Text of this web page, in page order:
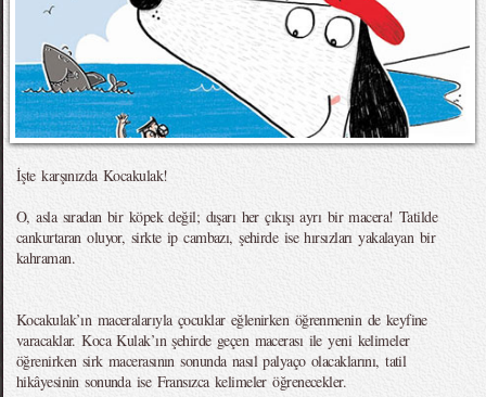
İşte karşınızda Kocakulak!
O, asla sıradan bir köpek değil; dışarı her çıkışı ayrı bir macera! Tatilde
cankurtaran oluyor, sirkte ip cambazı, şehirde ise hırsızları yakalayan bir
kahraman.
Kocakulak’ın maceralarıyla çocuklar eğlenirken öğrenmenin de keyfine
varacaklar. Koca Kulak’ın şehirde geçen macerası ile yeni kelimeler
öğrenirken sirk macerasının sonunda nasıl palyaço olacaklarını, tatil
hikâyesinin sonunda ise Fransızca kelimeler öğrenecekler.